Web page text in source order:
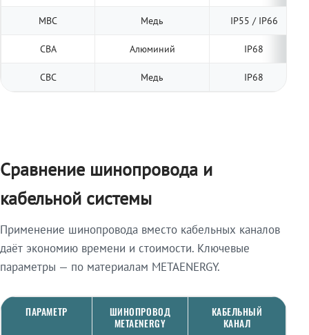
МВС Медь IP55 / IP66
СВА Алюминий IP68
СВС Медь IP68
Сравнение шинопровода и
кабельной системы
Применение шинопровода вместо кабельных каналов
даёт экономию времени и стоимости. Ключевые
параметры — по материалам METAENERGY.
ПАРАМЕТР
ШИНОПРОВОД
METAENERGY
КАБЕЛЬНЫЙ
КАНАЛ